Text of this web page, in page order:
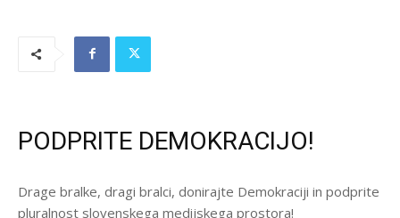
PODPRITE DEMOKRACIJO!
Drage bralke, dragi bralci, donirajte Demokraciji in podprite
pluralnost slovenskega medijskega prostora!